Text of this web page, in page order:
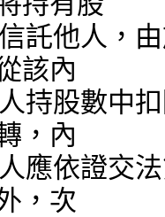
該內
，內
，次